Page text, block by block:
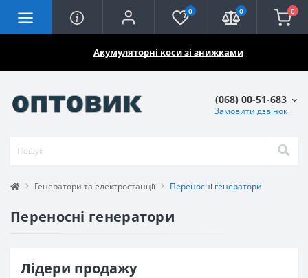
Акумуляторні коси зі знижками
0 0 0
(068) 00-51-683
Замовити дзвінок
Генератори та електростанції Переносні генератори
Переносні генератори
Лідери продажу